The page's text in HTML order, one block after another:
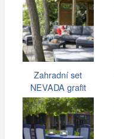
Zahradní set
NEVADA grafit